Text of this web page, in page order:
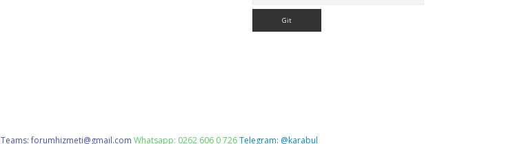
Teams:forumhizmeti@gmail.com Whatsapp: 0262 606 0 726Telegram: @karabul